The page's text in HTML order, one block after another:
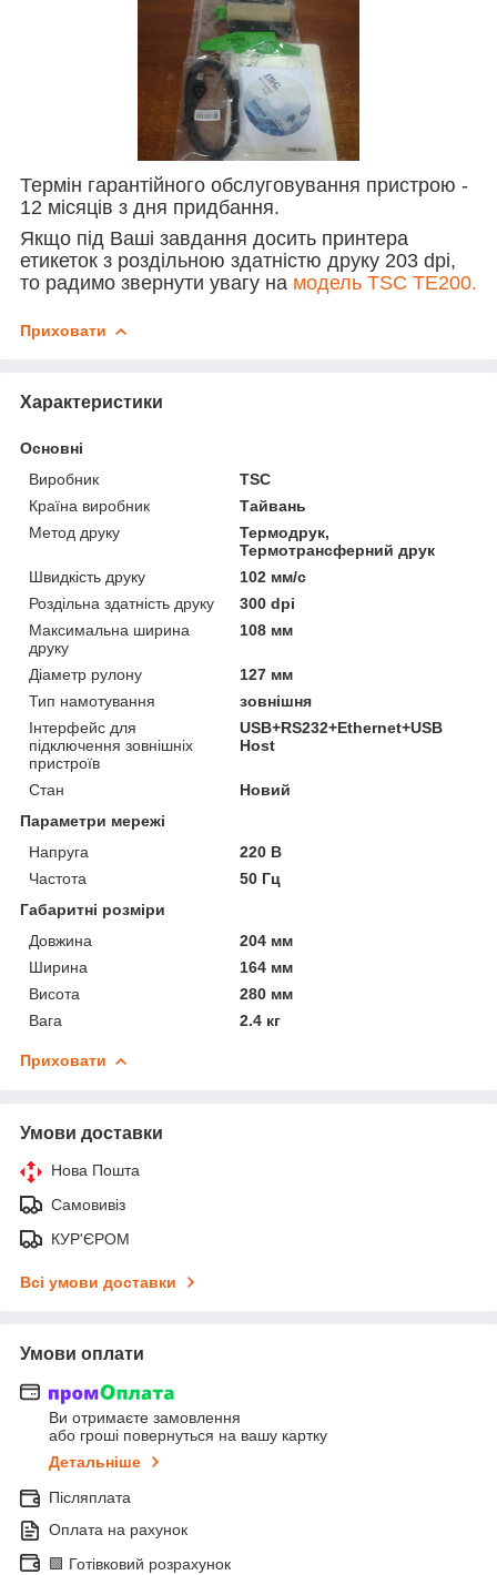
Термін гарантійного обслуговування пристрою -
12 місяців з дня придбання.
Якщо під Ваші завдання досить принтера
етикеток з роздільною здатністю друку 203 dpi,
то радимо звернути увагу на модель TSC TЕ200.
Приховати
Характеристики
Основні
Виробник
TSC
Країна виробник
Тайвань
Метод друку
Термодрук,
Термотрансферний друк
Швидкість друку
102 мм/с
Роздільна здатність друку
300 dpi
Максимальна ширина
друку
108 мм
Діаметр рулону
127 мм
Тип намотування
зовнішня
Інтерфейс для
підключення зовнішніх
пристроїв
USB+RS232+Ethernet+USB
Host
Стан
Новий
Параметри мережі
Напруга
220 В
Частота
50 Гц
Габаритні розміри
Довжина
204 мм
Ширина
164 мм
Висота
280 мм
Вага
2.4 кг
Приховати
Умови доставки
Нова Пошта
Самовивіз
КУР'ЄРОМ
Всі умови доставки
Умови оплати
Ви отримаєте замовлення
або гроші повернуться на вашу картку
Детальніше
Післяплата
Оплата на рахунок
🟩 Готівковий розрахунок